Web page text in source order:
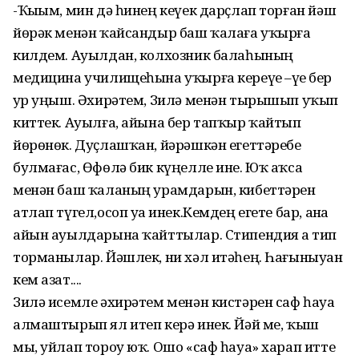
-Ҡыҙым, мин дә һинең кеүек дарҫлап торған йәш
йөрәк менән ҡайсандыр баш ҡалаға уҡырға
килдем. Ауылдан, колхозник балаһының
медицина училищеһына уҡырға кереүе –үҙе бер
ҙур уңыш. Әхирәтем, Зилә менән тырышып уҡып
киттек. Ауылға, айына бер тапҡыр ҡайтып
йөрөнөк. Дуҫлашҡан, йәрәшкән егеттәребеҙ
булмағас, Өфөлә бик күңелле ине. Юҡ аҡса
менән баш ҡаланың урамдарын, кибеттәрен
атлап түгел,осоп уҙа инек.Кемдең егете бар, аҙна
айын ауылдарына ҡайттылар. Стипендия аҙ тип
торманылар. Йәшлек, ни хәл итәһең. Һағыныуҙан
кем азат....
Зилә исемле әхирәтем менән кистәрен саф һауа
алмаштырып ял итеп керә инек. Йәй ме, ҡыш
мы, уйлап тороу юҡ. Ошо «саф һауа» харап итте